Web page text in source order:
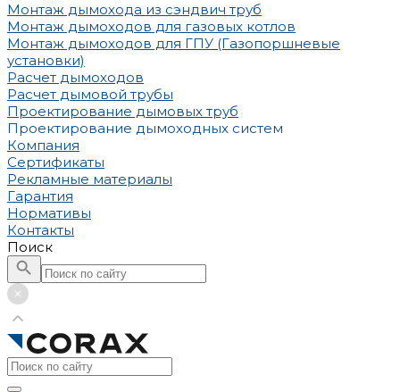
Монтаж дымохода из сэндвич труб
Монтаж дымоходов для газовых котлов
Монтаж дымоходов для ГПУ (Газопоршневые
установки)
Расчет дымоходов
Расчет дымовой трубы
Проектирование дымовых труб
Проектирование дымоходных систем
Компания
Сертификаты
Рекламные материалы
Гарантия
Нормативы
Контакты
Поиск